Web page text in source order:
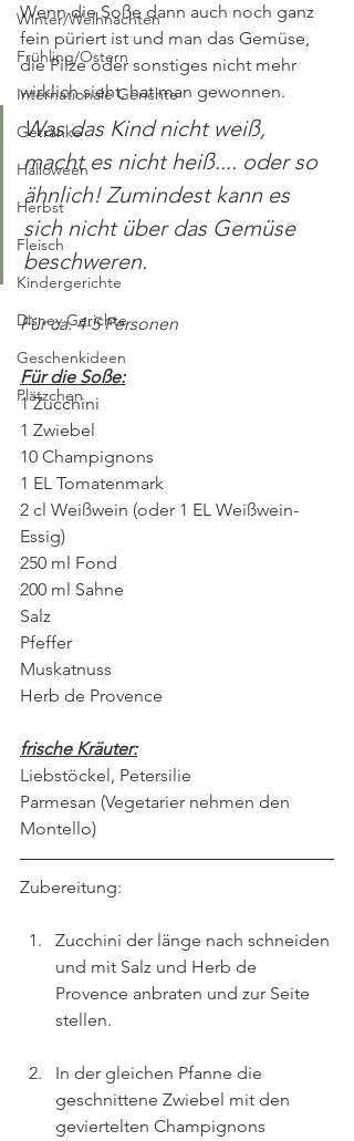
Winter/Weihnachten
Frühling/Ostern
Internationale Gerichte
Getränke
Halloween
Herbst
Fleisch
Kindergerichte
Disney Gerichte
Geschenkideen
Plätzchen
Wenn die Soße dann auch noch ganz
fein püriert ist und man das Gemüse,
die Pilze oder sonstiges nicht mehr
wirklich sieht, hat man gewonnen.
Was das Kind nicht weiß,
macht es nicht heiß.... oder so
ähnlich! Zumindest kann es
sich nicht über das Gemüse
beschweren.
Für ca. 4-5 Personen
Für die Soße:
1 Zucchini
1 Zwiebel
10 Champignons
1 EL Tomatenmark
2 cl Weißwein (oder 1 EL Weißwein-
Essig)
250 ml Fond
200 ml Sahne
Salz
Pfeffer
Muskatnuss
Herb de Provence
frische Kräuter:
Liebstöckel, Petersilie
Parmesan (Vegetarier nehmen den
Montello)
Zubereitung:
Zucchini der länge nach schneiden
und mit Salz und Herb de
Provence anbraten und zur Seite
stellen.
In der gleichen Pfanne die
geschnittene Zwiebel mit den
geviertelten Champignons